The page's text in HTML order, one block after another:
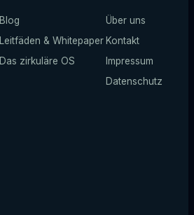
Blog
Leitfäden & Whitepaper
Das zirkuläre OS
Über uns
Kontakt
Impressum
Datenschutz